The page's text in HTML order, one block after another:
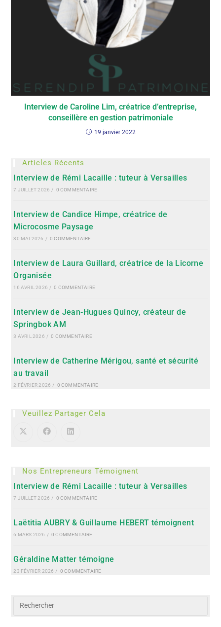
Interview de Caroline Lim, créatrice d’entreprise,
conseillère en gestion patrimoniale
19 janvier 2022
Articles Récents
Interview de Rémi Lacaille : tuteur à Versailles
7 JUILLET 2026 / 0 COMMENTAIRE
Interview de Candice Himpe, créatrice de
Microcosme Paysage
30 MAI 2026 / 0 COMMENTAIRE
Interview de Laura Guillard, créatrice de la Licorne
Organisée
16 AVRIL 2026 / 0 COMMENTAIRE
Interview de Jean-Hugues Quincy, créateur de
Springbok AM
3 AVRIL 2026 / 0 COMMENTAIRE
Interview de Catherine Mérigou, santé et sécurité
au travail
2 FÉVRIER 2026 / 0 COMMENTAIRE
Veuillez Partager Cela
Nos Entrepreneurs Témoignent
Interview de Rémi Lacaille : tuteur à Versailles
7 JUILLET 2026 / 0 COMMENTAIRE
Laëtitia AUBRY & Guillaume HEBERT témoignent
6 MARS 2026 / 0 COMMENTAIRE
Géraldine Matter témoigne
23 FÉVRIER 2026 / 0 COMMENTAIRE